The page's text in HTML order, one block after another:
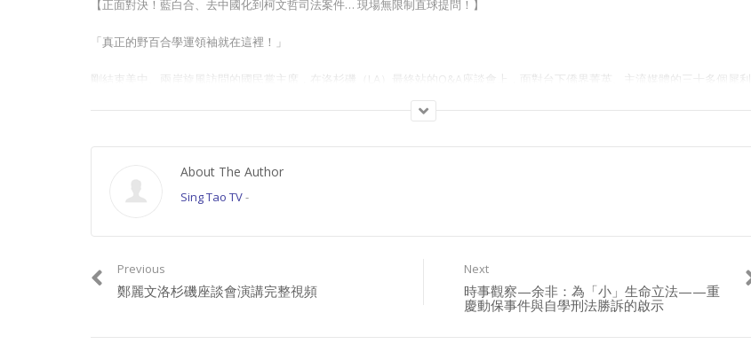
【正面對決！藍白合、去中國化到柯文哲司法案件… 現場無限制直球提問！】
「真正的野百合學運領袖就在這裡！」
剛結束美中、兩岸旋風訪問的國民黨主席，在洛杉磯（LA）最終站的Q&A座談會上，面對台下僑界菁英、主流媒體的三十多個犀利
提問，展開了一場毫無保留、徹底 Straightforward 的直球對決！
面對「九合一選舉」與「賴清德綠營國家機器」的無理干擾，在野黨該如何突圍？習近平2019年談話真的把九二共識與一國兩制掛
#鄭麗文 #洛杉磯演講 #藍白合 #九二共識 #政治直球對決 #2026大選 #野百合學運
About The Author
Sing Tao TV-
Previous
鄭麗文洛杉磯座談會演講完整視頻
Next
時事觀察—余非：為「小」生命立法——重
慶動保事件與自學刑法勝訴的啟示